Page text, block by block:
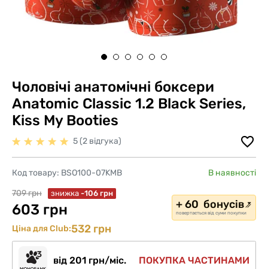
Чоловічі анатомічні боксери
Anatomic Classic 1.2 Black Series,
Kiss My Booties
5 (2 відгука)
Код товару: BSO100-07KMB
В наявності
709 грн
знижка -106 грн
603 грн + 60 бонусів
повертається від суми покупки
Ціна для Club:532 грн
від 201 грн/міс. ПОКУПКА ЧАСТИНАМИ